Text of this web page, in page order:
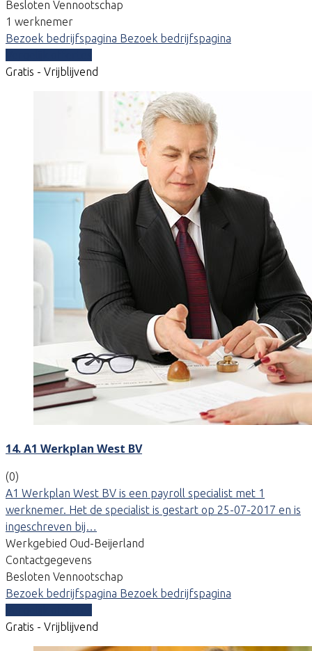
Besloten Vennootschap
1 werknemer
Bezoek bedrijfspagina Bezoek bedrijfspagina
Gratis - Vrijblijvend
14. A1 Werkplan West BV
(0)
A1 Werkplan West BV is een payroll specialist met 1
werknemer. Het de specialist is gestart op 25-07-2017 en is
ingeschreven bij…
Werkgebied Oud-Beijerland
Contactgegevens
Besloten Vennootschap
Bezoek bedrijfspagina Bezoek bedrijfspagina
Gratis - Vrijblijvend